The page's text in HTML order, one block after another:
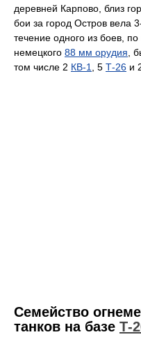
деревней Карпово, близ
бои за город Остров вела
течение одного из боев,
немецкого 88 мм орудия ,
том числе 2 КВ-1 , 5 Т-26 и
Семейство
танков на базе Т-